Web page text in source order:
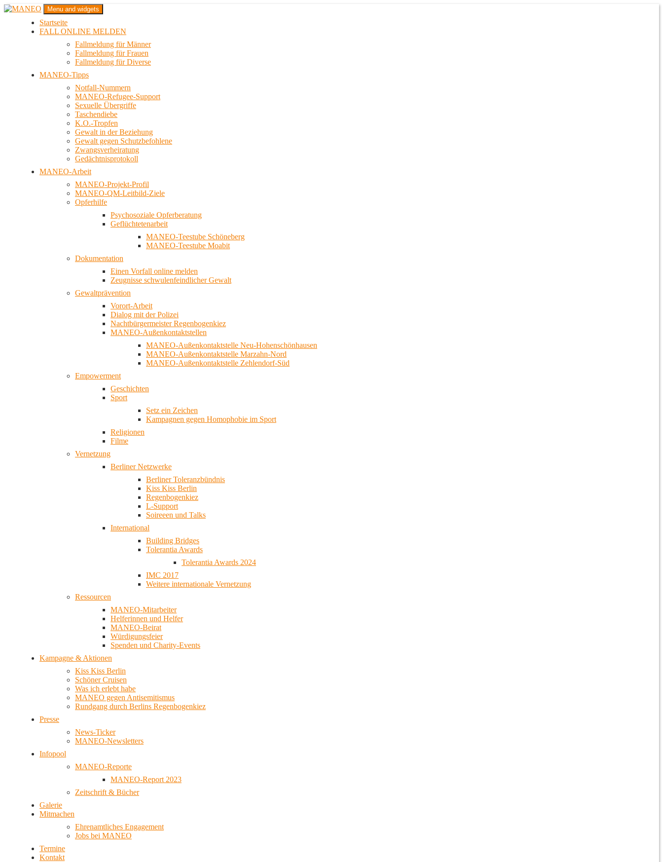
Zum
MANEO
Das schwule Anti-Gewalt-Projekt in Berlin
Menu and widgets
Startseite
FALL ONLINE MELDEN
Fallmeldung für Männer
Fallmeldung für Frauen
Fallmeldung für Diverse
MANEO-Tipps
Notfall-Nummern
MANEO-Refugee-Support
Sexuelle Übergriffe
Taschendiebe
K.O.-Tropfen
Gewalt in der Beziehung
Gewalt gegen Schutzbefohlene
Zwangsverheiratung
Gedächtnisprotokoll
MANEO-Arbeit
MANEO-Projekt-Profil
MANEO-QM-Leitbild-Ziele
Opferhilfe
Psychosoziale Opferberatung
Geflüchtetenarbeit
MANEO-Teestube Schöneberg
MANEO-Teestube Moabit
Dokumentation
Einen Vorfall online melden
Zeugnisse schwulenfeindlicher Gewalt
Gewaltprävention
Vorort-Arbeit
Dialog mit der Polizei
Nachtbürgermeister Regenbogenkiez
MANEO-Außenkontaktstellen
MANEO-Außenkontaktstelle Neu-Hohenschönhausen
MANEO-Außenkontaktstelle Marzahn-Nord
MANEO-Außenkontaktstelle Zehlendorf-Süd
Empowerment
Geschichten
Sport
Setz ein Zeichen
Kampagnen gegen Homophobie im Sport
Religionen
Filme
Vernetzung
Berliner Netzwerke
Berliner Toleranzbündnis
Kiss Kiss Berlin
Regenbogenkiez
L-Support
Soireeen und Talks
International
Building Bridges
Tolerantia Awards
Tolerantia Awards 2024
IMC 2017
Weitere internationale Vernetzung
Ressourcen
MANEO-Mitarbeiter
Helferinnen und Helfer
MANEO-Beirat
Würdigungsfeier
Spenden und Charity-Events
Kampagne & Aktionen
Kiss Kiss Berlin
Schöner Cruisen
Was ich erlebt habe
MANEO gegen Antisemitismus
Rundgang durch Berlins Regenbogenkiez
Presse
News-Ticker
MANEO-Newsletters
Infopool
MANEO-Reporte
MANEO-Report 2023
Zeitschrift & Bücher
Galerie
Mitmachen
Ehrenamtliches Engagement
Jobs bei MANEO
Termine
Kontakt